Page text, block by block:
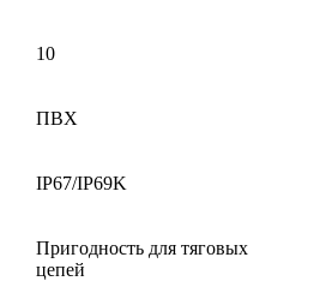
10
ПВХ
IP67/IP69K
Пригодность для тяговых
цепей